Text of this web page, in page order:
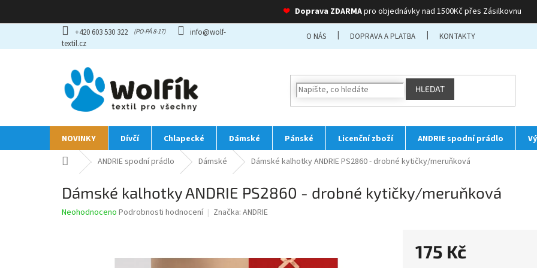
❤ Doprava ZDARMApro objednávky nad 1500Kč přes Zásilkovnu
obsah
+420 603 530 322
info@wolf-
textil.cz
O NÁS DOPRAVA A PLATBA KONTAKTY
HLEDAT
NOVINKY Dívčí Chlapecké Dámské Pánské Licenční zboží ANDRIE spodní prádlo
Domů ANDRIE spodní prádlo Dámské Dámské kalhotky ANDRIE PS2860 - drobné kytičky/meruňková
Dámské kalhotky ANDRIE PS2860 - drobné kytičky/meruňková
Průměrné
Neohodnoceno Podrobnosti hodnocení Značka: ANDRIE
175 Kč